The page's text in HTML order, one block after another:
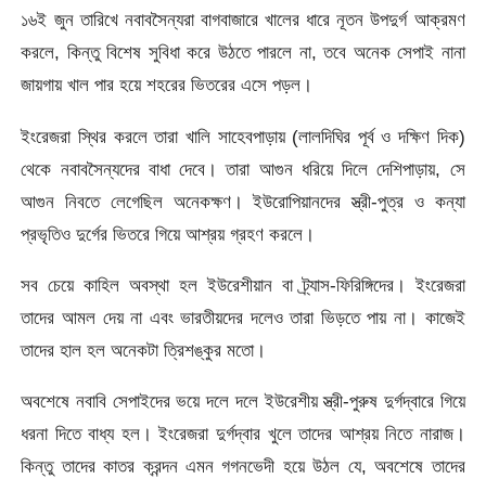
১৬ই জুন তারিখে নবাবসৈন্যরা বাগবাজারে খালের ধারে নূতন উপদুর্গ আক্রমণ
করলে, কিন্তু বিশেষ সুবিধা করে উঠতে পারলে না, তবে অনেক সেপাই নানা
জায়গায় খাল পার হয়ে শহরের ভিতরের এসে পড়ল।
ইংরেজরা স্থির করলে তারা খালি সাহেবপাড়ায় (লালদিঘির পূর্ব ও দক্ষিণ দিক)
থেকে নবাবসৈন্যদের বাধা দেবে। তারা আগুন ধরিয়ে দিলে দেশিপাড়ায়, সে
আগুন নিবতে লেগেছিল অনেকক্ষণ। ইউরোপিয়ানদের স্ত্রী-পুত্র ও কন্যা
প্রভৃতিও দুর্গের ভিতরে গিয়ে আশ্রয় গ্রহণ করলে।
সব চেয়ে কাহিল অবস্থা হল ইউরেশীয়ান বা ট্র্যাস-ফিরিঙ্গিদের। ইংরেজরা
তাদের আমল দেয় না এবং ভারতীয়দের দলেও তারা ভিড়তে পায় না। কাজেই
তাদের হাল হল অনেকটা ত্রিশঙ্কুর মতো।
অবশেষে নবাবি সেপাইদের ভয়ে দলে দলে ইউরেশীয় স্ত্রী-পুরুষ দুর্গদ্বারে গিয়ে
ধরনা দিতে বাধ্য হল। ইংরেজরা দুর্গদ্বার খুলে তাদের আশ্রয় নিতে নারাজ।
কিন্তু তাদের কাতর ক্রন্দন এমন গগনভেদী হয়ে উঠল যে, অবশেষে তাদের